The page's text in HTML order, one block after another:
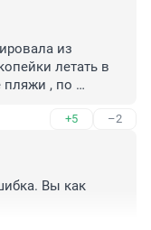
из
летать в
пляжи , по
+5 –2
Вы как